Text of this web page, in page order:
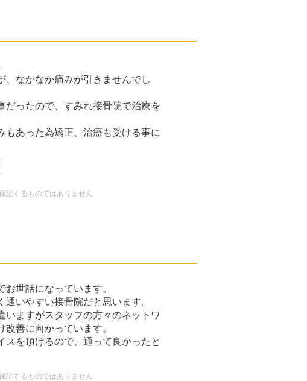
、なかなか痛みが引きませんでし
だったので、すみれ接骨院で治療を
もあった為矯正、治療も受ける事に
証するものではありません
世話になっています。
いやすい接骨院だと思います。
いますがスタッフの方々のネットワ
善に向かっています。
を頂けるので、通って良かったと
証するものではありません